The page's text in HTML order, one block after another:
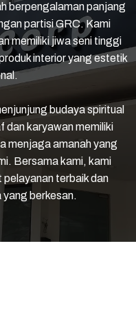
berpengalaman panjang
partisi GRC. Kami
memiliki jiwa seni tinggi
interior yang estetik
budaya spiritual
dan karyawan memiliki
menjaga amanah yang
Bersama kami, kami
terbaik dan
berkesan.